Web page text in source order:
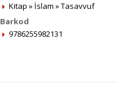
Kitap » İslam »Tasavvuf
Barkod
9786255982131